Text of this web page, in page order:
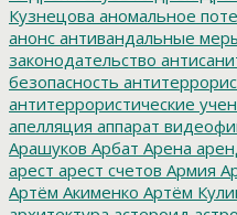
Кузнецова аномальное
анонс антивандальные
законодательство
безопасность
антитеррористические
апелляция аппарат
Арашуков Арбат Арена
арест арест счетов Армия
Артём Акименко Артём